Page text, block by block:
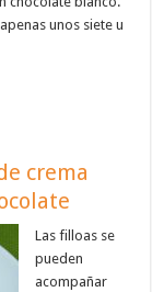
unos siete u
crema
Las filloas se
pueden
acompañar